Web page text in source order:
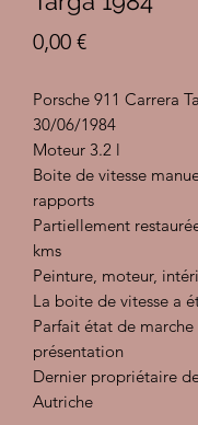
0,00 €Prix
Porsche 911 Carrera
30/06/1984
Moteur 3.2 l
Boite de vitesse
rapports
Partiellement
kms
Peinture, moteur,
La boite de vitesse a
Parfait état de
présentation
Dernier propriétaire
Autriche